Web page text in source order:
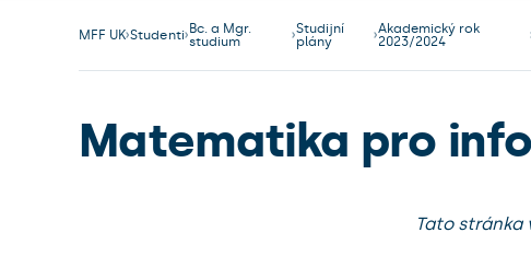
MFF UK Studenti Bc. a Mgr.
studium
Studijní
plány
Akademický rok
2023/2024
Matematika pro
Tato